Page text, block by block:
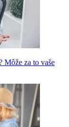
Môže za to vaše